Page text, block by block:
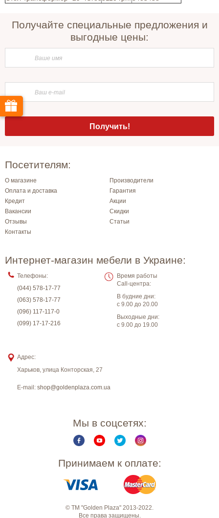
Получайте специальные предложения и
выгодные цены:
Посетителям:
О магазине
Производители
Оплата и доставка
Гарантия
Кредит
Акции
Вакансии
Скидки
Отзывы
Статьи
Контакты
Интернет-магазин мебели в Украине:
Телефоны:
(044) 578-17-77
(063) 578-17-77
(096) 117-117-0
(099) 17-17-216
Время работы
Call-центра:
В будние дни:
с 9.00 до 20.00
Выходные дни:
с 9.00 до 19.00
Адрес:
Харьков, улица Конторская, 27
E-mail: shop@goldenplaza.com.ua
Мы в соцсетях:
Принимаем к оплате:
© ТМ "Golden Plaza" 2013-2022.
Все права защищены.